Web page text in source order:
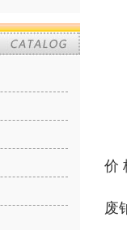
价
废